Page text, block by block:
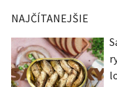
NAJČÍTANEJŠIE